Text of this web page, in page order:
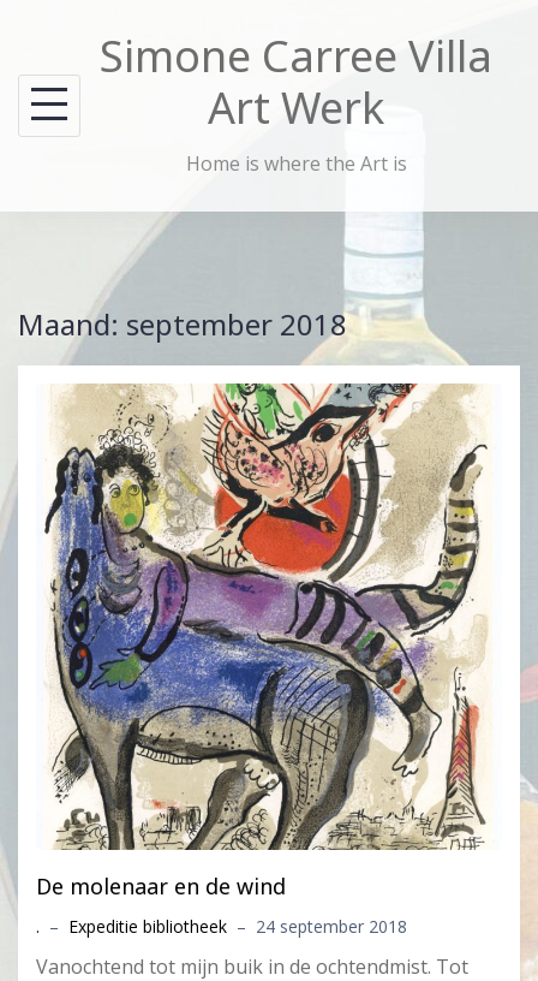
content
Simone Carree Villa
Art Werk
Home is where the Art is
Maand: september 2018
De molenaar en de wind
. – Expeditie bibliotheek – 24 september 2018
Vanochtend tot mijn buik in de ochtendmist. Tot